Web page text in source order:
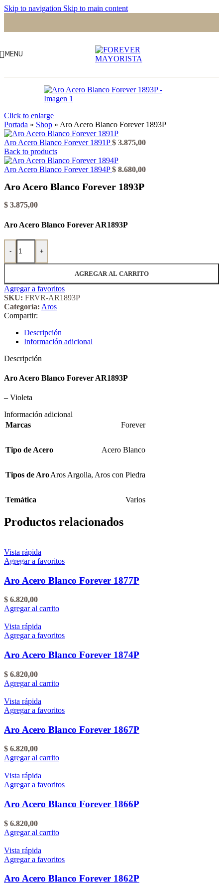
Skip to navigation Skip to main content
MENU
Click to enlarge
Portada » Shop » Aro Acero Blanco Forever 1893P
Aro Acero Blanco Forever 1891P$ 3.875,00
Back to products
Aro Acero Blanco Forever 1894P$ 8.680,00
Aro Acero Blanco Forever 1893P
$ 3.875,00
Aro Acero Blanco Forever AR1893P
-
Aro Acero Blanco Forever 1893P cantidad
+
AGREGAR AL CARRITO
Agregar a favoritos
SKU: FRVR-AR1893P
Categoría: Aros
Compartir:
Descripción
Información adicional
Descripción
Aro Acero Blanco Forever AR1893P
– Violeta
Información adicional
Marcas
Forever
Tipo de Acero Acero Blanco
Tipos de AroAros Argolla, Aros con Piedra
Temática Varios
Productos relacionados
Vista rápida
Agregar a favoritos
Aro Acero Blanco Forever 1877P
$ 6.820,00
Agregar al carrito
Vista rápida
Agregar a favoritos
Aro Acero Blanco Forever 1874P
$ 6.820,00
Agregar al carrito
Vista rápida
Agregar a favoritos
Aro Acero Blanco Forever 1867P
$ 6.820,00
Agregar al carrito
Vista rápida
Agregar a favoritos
Aro Acero Blanco Forever 1866P
$ 6.820,00
Agregar al carrito
Vista rápida
Agregar a favoritos
Aro Acero Blanco Forever 1862P